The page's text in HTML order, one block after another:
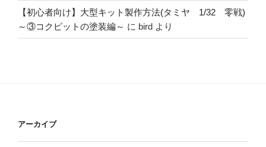
【初心者向け】大型キット製作方法(タミヤ 1/32 零戦)
～③コクピットの塗装編～ に bird より
アーカイブ